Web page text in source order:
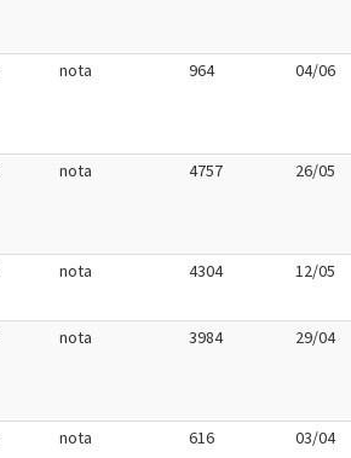
nota 964 04/06
nota 4757 26/05
nota 4304 12/05
nota 3984 29/04
nota 616 03/04